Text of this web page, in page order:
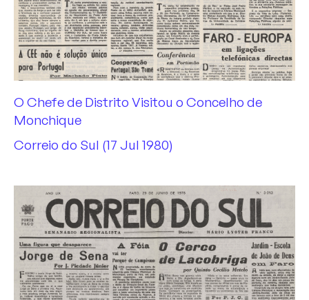
O Chefe de Distrito Visitou o Concelho de
Monchique
Correio do Sul (17 Jul 1980)